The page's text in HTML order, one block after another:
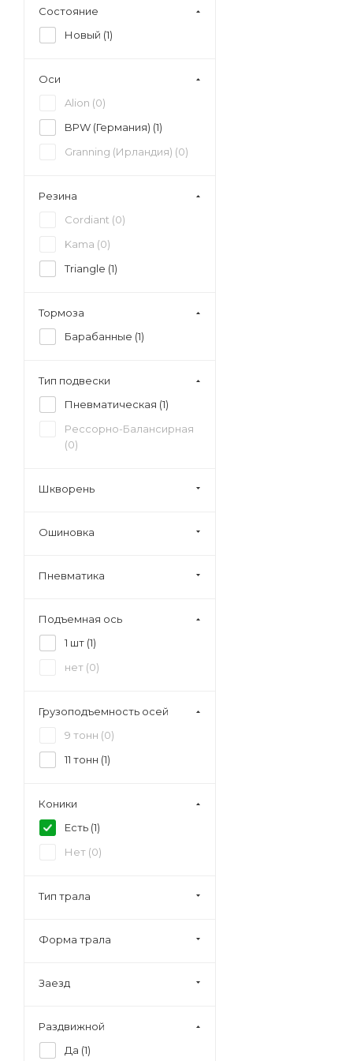
Состояние
Новый (1)
Оси
Alion (0)
BPW (Германия) (1)
Granning (Ирландия) (0)
Резина
Cordiant (0)
Kama (0)
Triangle (1)
Тормоза
Барабанные (1)
Тип подвески
Пневматическая (1)
Рессорно-Балансирная
(0)
Шкворень
Ошиновка
Пневматика
Подъемная ось
1 шт (1)
нет (0)
Грузоподъемность осей
9 тонн (0)
11 тонн (1)
Коники
Есть (1)
Нет (0)
Тип трала
Форма трала
Заезд
Раздвижной
Да (1)